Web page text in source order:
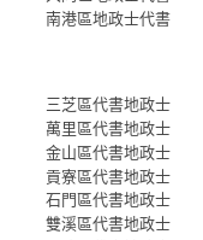
南港區地政士代書
三芝區代書地政士
萬里區代書地政士
金山區代書地政士
貢寮區代書地政士
石門區代書地政士
雙溪區代書地政士